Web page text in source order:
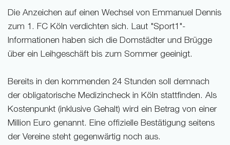
Die Anzeichen auf einen Wechsel von Emmanuel Dennis
zum 1. FC Köln verdichten sich. Laut "Sport1"-
Informationen haben sich die Domstädter und Brügge
über ein Leihgeschäft bis zum Sommer geeinigt.
Bereits in den kommenden 24 Stunden soll demnach
der obligatorische Medizincheck in Köln stattfinden. Als
Kostenpunkt (inklusive Gehalt) wird ein Betrag von einer
Million Euro genannt. Eine offizielle Bestätigung seitens
der Vereine steht gegenwärtig noch aus.